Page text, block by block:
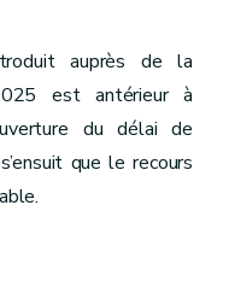
auprès de la
est antérieur à
du délai de
que le recours